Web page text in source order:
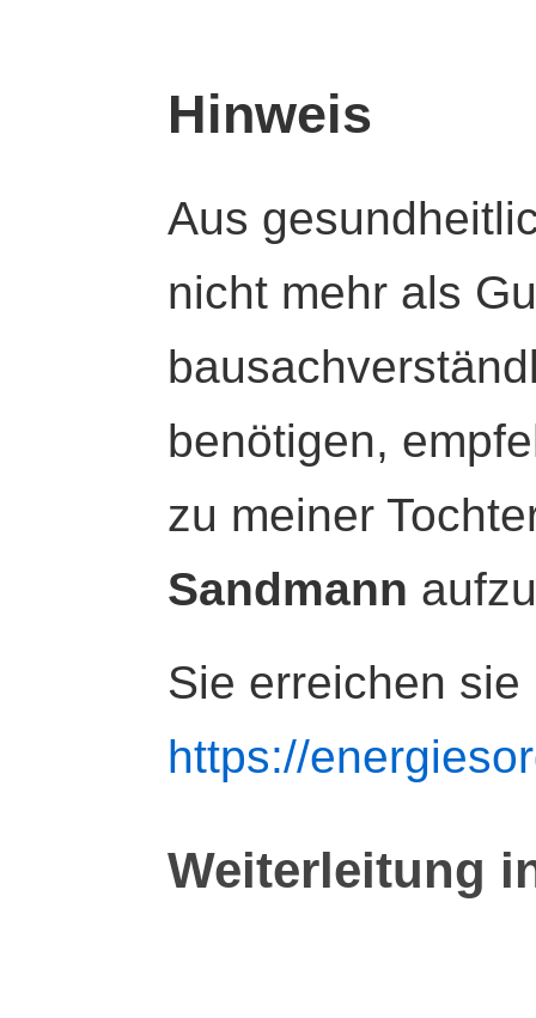
Hinweis
Aus
nicht mehr als
benötigen,
zu meiner
Sandmann
Sie erreichen sie
https://
Weiterleitung